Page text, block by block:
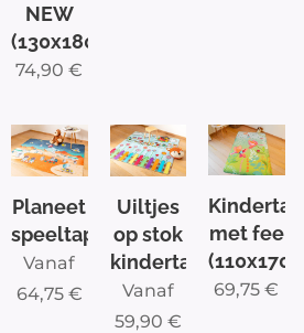
NEW
(130x180cm)
74,90 €
Planeet
speeltapijt
Vanaf
64,75€
Uiltjes
op stok
kindertapijt
Vanaf
59,90 €
met fee
69,75 €